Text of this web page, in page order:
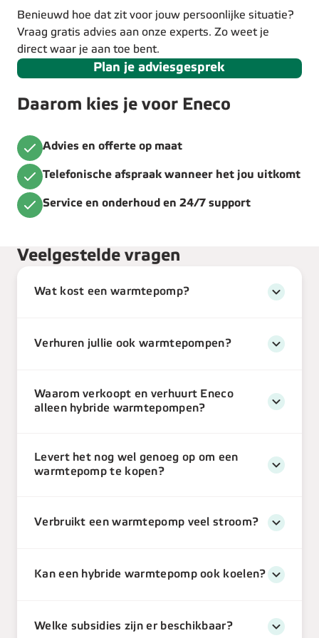
Benieuwd hoe dat zit voor jouw persoonlijke situatie?
Vraag gratis advies aan onze experts. Zo weet je
direct waar je aan toe bent.
Plan je adviesgesprek
Daarom kies je voor Eneco
Advies en offerte op maat
Telefonische afspraak wanneer het jou uitkomt
Service en onderhoud en 24/7 support
Veelgestelde vragen
Wat kost een warmtepomp?
Verhuren jullie ook warmtepompen?
Waarom verkoopt en verhuurt Eneco
alleen hybride warmtepompen?
Levert het nog wel genoeg op om een
warmtepomp te kopen?
Verbruikt een warmtepomp veel stroom?
Kan een hybride warmtepomp ook koelen?
Welke subsidies zijn er beschikbaar?